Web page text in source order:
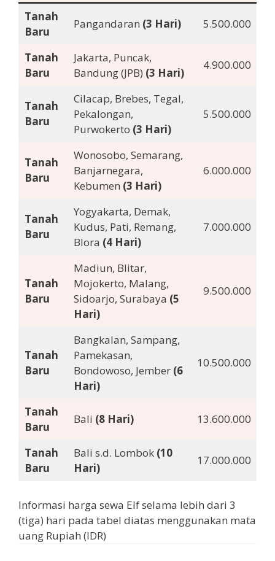
Tanah
Baru
Pangandaran (3 Hari) 5.500.000
Tanah
Baru
Jakarta, Puncak,
Bandung (JPB) (3 Hari)
4.900.000
Tanah
Baru
Cilacap, Brebes, Tegal,
Pekalongan,
Purwokerto (3 Hari)
5.500.000
Tanah
Baru
Wonosobo, Semarang,
Banjarnegara,
Kebumen (3 Hari)
6.000.000
Tanah
Baru
Yogyakarta, Demak,
Kudus, Pati, Remang,
Blora (4 Hari)
7.000.000
Tanah
Baru
Madiun, Blitar,
Mojokerto, Malang,
Sidoarjo, Surabaya (5
Hari)
9.500.000
Tanah
Baru
Bangkalan, Sampang,
Pamekasan,
Bondowoso, Jember (6
Hari)
10.500.000
Tanah
Baru
Bali (8 Hari) 13.600.000
Tanah
Baru
Bali s.d. Lombok (10
Hari)
17.000.000
Informasi harga sewa Elf selama lebih dari 3
(tiga) hari pada tabel diatas menggunakan mata
uang Rupiah (IDR)